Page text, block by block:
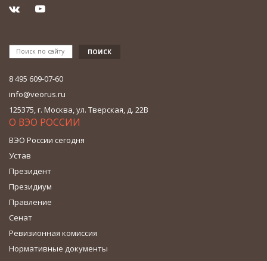
8 495 609-07-60
info@veorus.ru
125375, г. Москва, ул. Тверская, д. 22В
О ВЭО РОССИИ
ВЭО России сегодня
Устав
Президент
Президиум
Правление
Сенат
Ревизионная комиссия
Нормативные документы